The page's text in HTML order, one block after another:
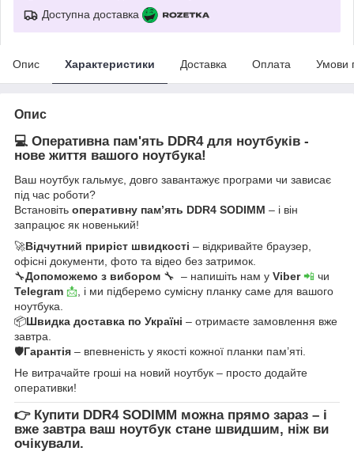
Доступна доставка
Опис Характеристики Доставка Оплата Умови
Опис
💻 Оперативна пам'ять DDR4 для ноутбуків -
нове життя вашого ноутбука!
Ваш ноутбук гальмує, довго завантажує програми чи зависає
під час роботи?
Встановіть оперативну пам’ять DDR4 SODIMM – і він
запрацює як новенький!
🚀Відчутний приріст швидкості – відкривайте браузер,
офісні документи, фото та відео без затримок.
🔧Допоможемо з вибором 🔧 – напишіть нам у Viber📲 чи
Telegram 📩 , і ми підберемо сумісну планку саме для вашого
ноутбука.
📦Швидка доставка по Україні – отримаєте замовлення вже
завтра.
🛡Гарантія – впевненість у якості кожної планки пам’яті.
Не витрачайте гроші на новий ноутбук – просто додайте
оперативки!
👉 Купити DDR4 SODIMM можна прямо зараз – і
вже завтра ваш ноутбук стане швидшим, ніж ви
очікували.